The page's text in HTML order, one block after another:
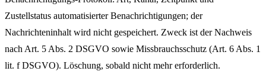
Zustellstatus automatisierter Benachrichtigungen; der
Nachrichteninhalt wird nicht gespeichert. Zweck ist der Nachweis
nach Art. 5 Abs. 2 DSGVO sowie Missbrauchsschutz (Art. 6 Abs. 1
lit. f DSGVO). Löschung, sobald nicht mehr erforderlich.